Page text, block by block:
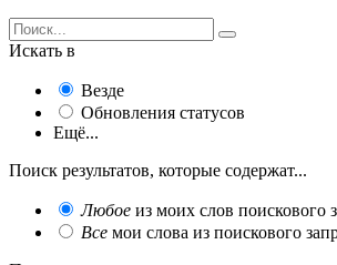
Искать в
Везде
Обновления статусов
Ещё...
Поиск результатов, которые содержат...
Любое из моих слов поискового
Все мои слова из поискового